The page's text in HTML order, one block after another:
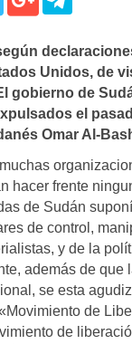
Unidos, de
gobierno de
el
Omar Al-
hacer frente
de Sudán
de control,
y de la
además de que
se esta
de
de